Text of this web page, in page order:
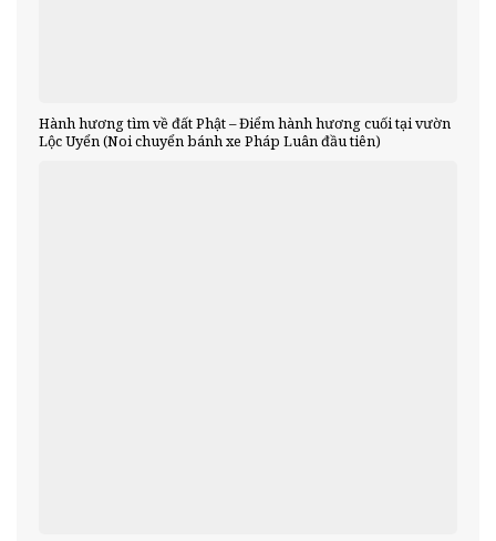
Hành hương tìm về đất Phật – Điểm hành hương cuối tại vườn
Lộc Uyển (Noi chuyển bánh xe Pháp Luân đầu tiên)